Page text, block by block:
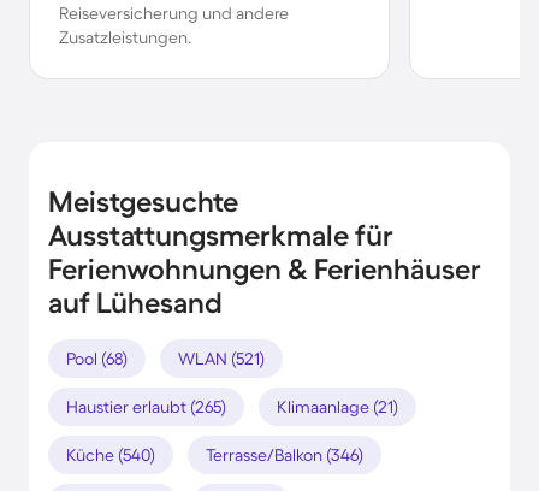
Reiseversicherung und andere
Zusatzleistungen.
Meistgesuchte
Ausstattungsmerkmale für
Ferienwohnungen & Ferienhäuser
auf Lühesand
Pool (68) WLAN (521)
Haustier erlaubt (265) Klimaanlage (21)
Küche (540) Terrasse/Balkon (346)